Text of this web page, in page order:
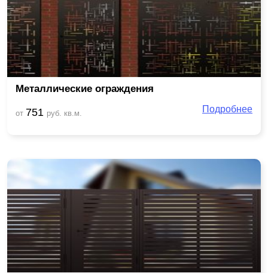
Металлические ограждения
от 751 руб. кв.м. Подробнее